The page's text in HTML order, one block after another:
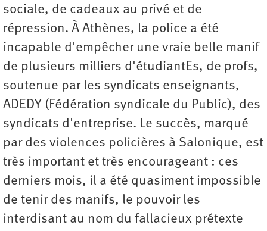
sociale, de cadeaux au privé et de
répression. À Athènes, la police a été
incapable d'empêcher une vraie belle manif
de plusieurs milliers d'étudiantEs, de profs,
soutenue par les syndicats enseignants,
ADEDY (Fédération syndicale du Public), des
syndicats d'entreprise. Le succès, marqué
par des violences policières à Salonique, est
très important et très encourageant : ces
derniers mois, il a été quasiment impossible
de tenir des manifs, le pouvoir les
interdisant au nom du fallacieux prétexte